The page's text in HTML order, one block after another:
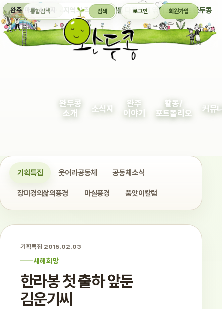
완주 마을 소식지 지역의 작은 이야기를 다정하게 엮어 보여주는 완두콩
통합검색 검색 로그인 회원가입
완두콩
소개
소식지
완주
이야기
활동/
포트폴리오
커뮤
기획특집 웃어라공동체 공동체소식
장미경의삶의풍경 마실풍경 품앗이칼럼
기획특집·2015.02.03
새해희망
한라봉 첫 출하 앞둔
김운기씨